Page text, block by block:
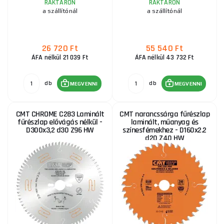
RAKTÁRON
a szállítónál
26 720 Ft
ÁFA nélkül 21 039 Ft
db MEGVENNI
RAKTÁRON
a szállítónál
55 540 Ft
ÁFA nélkül 43 732 Ft
db MEGVENNI
CMT CHROME C283 Laminált
fűrészlap elővágás nélkül -
D300x3,2 d30 Z96 HW
CMT narancssárga fűrészlap
laminált, műanyag és
színesfémekhez - D160x2.2
d20 Z40 HW